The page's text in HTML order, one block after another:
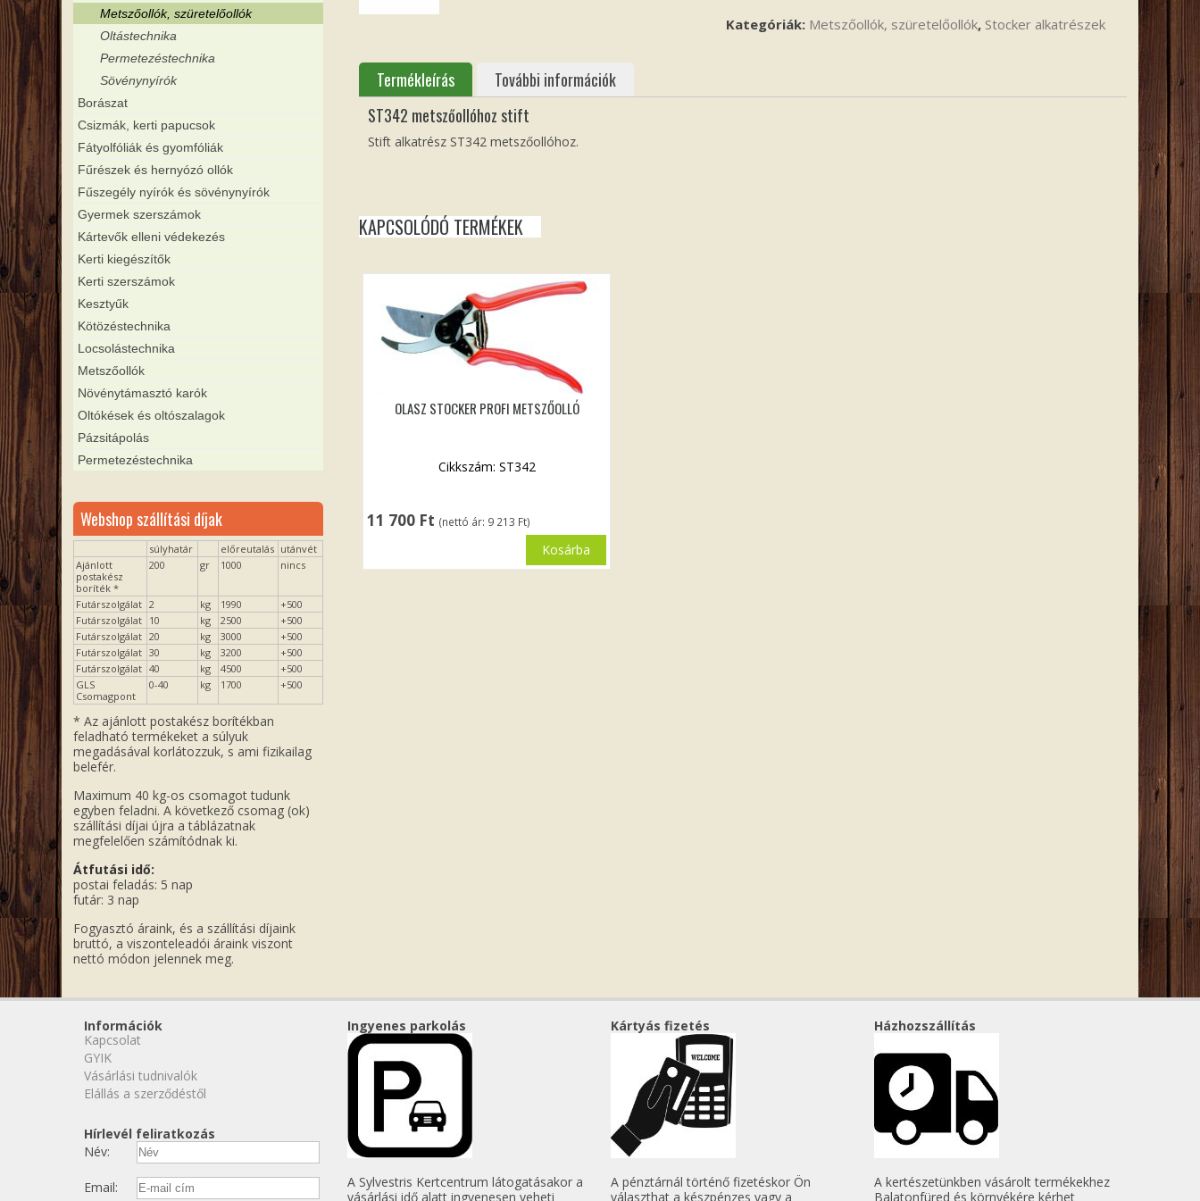
Kategóriák: Metszőollók, szüretelőollók, Stocker alkatrészek
Termékleírás
További információk
ST342 metszőollóhoz stift
Stift alkatrész ST342 metszőollóhoz.
KAPCSOLÓDÓ TERMÉKEK
OLASZ STOCKER PROFI METSZŐOLLÓ
11 700 Ft (nettó ár: 9 213 Ft)
Cikkszám: ST342
Kosárba
Metszőollók, szüretelőollók
Oltástechnika
Permetezéstechnika
Sövénynyírók
Borászat
Csizmák, kerti papucsok
Fátyolfóliák és gyomfóliák
Fűrészek és hernyózó ollók
Fűszegély nyírók és sövénynyírók
Gyermek szerszámok
Kártevők elleni védekezés
Kerti kiegészítők
Kerti szerszámok
Kesztyűk
Kötözéstechnika
Locsolástechnika
Metszőollók
Növénytámasztó karók
Oltókések és oltószalagok
Pázsitápolás
Permetezéstechnika
Webshop szállítási díjak
súlyhatár előreutalás utánvét
Ajánlott
postakész
boríték *
200 gr 1000 nincs
Futárszolgálat 2 kg 1990
+500
Futárszolgálat 10 kg 2500
+500
Futárszolgálat 20 kg 3000
+500
Futárszolgálat 30 kg 3200
+500
Futárszolgálat 40 kg 4500
+500
GLS
Csomagpont
0-40 kg 1700 +500
* Az ajánlott postakész borítékban
feladható termékeket a súlyuk
megadásával korlátozzuk, s ami fizikailag
belefér.
Maximum 40 kg-os csomagot tudunk
egyben feladni. A következő csomag (ok)
szállítási díjai újra a táblázatnak
megfelelően számítódnak ki.
Átfutási idő:
postai feladás: 5 nap
futár: 3 nap
Fogyasztó áraink, és a szállítási díjaink
bruttó, a viszonteleadói áraink viszont
nettó módon jelennek meg.
Információk
Kapcsolat
GYIK
Vásárlási tudnivalók
Elállás a szerződéstől
Hírlevél feliratkozás
Név:
Email:
Ingyenes parkolás
A Sylvestris Kertcentrum látogatásakor a
vásárlási idő alatt ingyenesen veheti
Kártyás fizetés
A pénztárnál történő fizetéskor Ön
választhat a készpénzes vagy a
Házhozszállítás
A kertészetünkben vásárolt termékekhez
Balatonfüred és környékére kérhet